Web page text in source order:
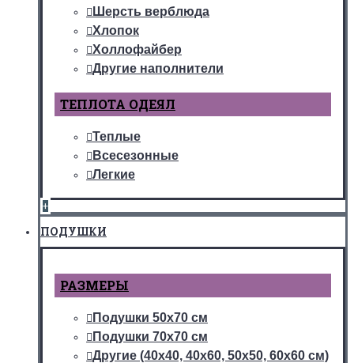
Шерсть верблюда
Хлопок
Холлофайбер
Другие наполнители
ТЕПЛОТА ОДЕЯЛ
Теплые
Всесезонные
Легкие
+
ПОДУШКИ
РАЗМЕРЫ
Подушки 50х70 см
Подушки 70х70 см
Другие (40х40, 40х60, 50х50, 60х60 см)